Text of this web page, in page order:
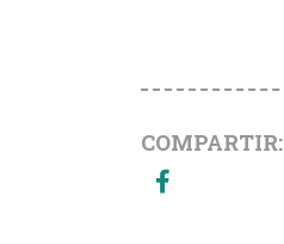
COMPARTIR: